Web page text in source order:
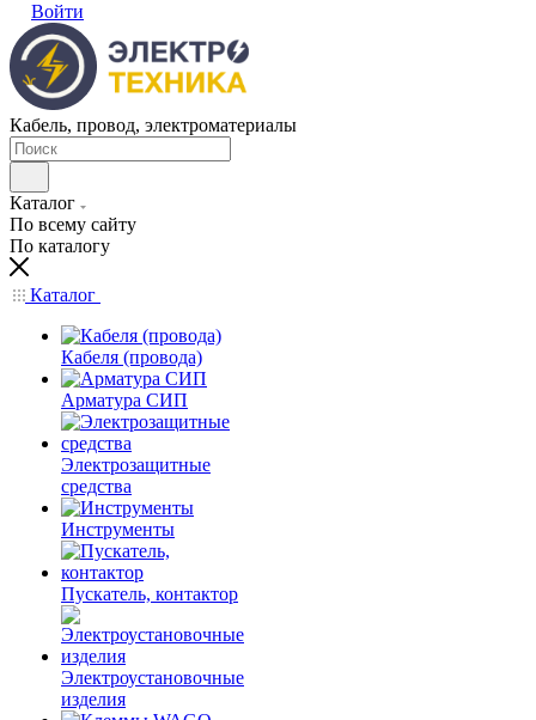
Войти
Кабель, провод, электроматериалы
Каталог
По всему сайту
По каталогу
Каталог
Кабеля (провода)
Арматура СИП
Электрозащитные
средства
Инструменты
Пускатель, контактор
Электроустановочные
изделия